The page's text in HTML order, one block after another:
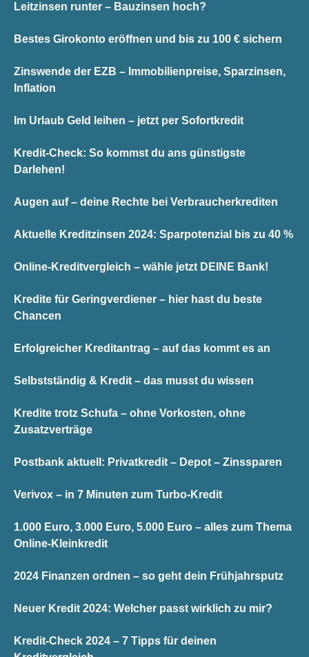
Leitzinsen runter – Bauzinsen hoch?
Bestes Girokonto eröffnen und bis zu 100 € sichern
Zinswende der EZB – Immobilienpreise, Sparzinsen,
Inflation
Im Urlaub Geld leihen – jetzt per Sofortkredit
Kredit-Check: So kommst du ans günstigste
Darlehen!
Augen auf – deine Rechte bei Verbraucherkrediten
Aktuelle Kreditzinsen 2024: Sparpotenzial bis zu 40 %
Online-Kreditvergleich – wähle jetzt DEINE Bank!
Kredite für Geringverdiener – hier hast du beste
Chancen
Erfolgreicher Kreditantrag – auf das kommt es an
Selbstständig & Kredit – das musst du wissen
Kredite trotz Schufa – ohne Vorkosten, ohne
Zusatzverträge
Postbank aktuell: Privatkredit – Depot – Zinssparen
Verivox – in 7 Minuten zum Turbo-Kredit
1.000 Euro, 3.000 Euro, 5.000 Euro – alles zum Thema
Online-Kleinkredit
2024 Finanzen ordnen – so geht dein Frühjahrsputz
Neuer Kredit 2024: Welcher passt wirklich zu mir?
Kredit-Check 2024 – 7 Tipps für deinen